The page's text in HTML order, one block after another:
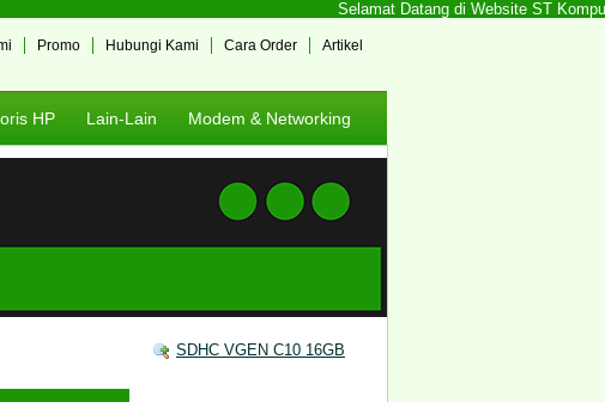
Selamat Datang di Website ST
Artikel
Cara Order
Hubungi Kami
Promo
HP Lain-Lain Modem & Networking
SDHC VGEN C10 16GB